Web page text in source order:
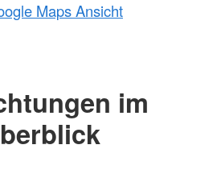
Maps Ansicht
im